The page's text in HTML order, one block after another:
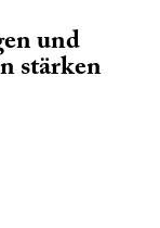
und
stärken